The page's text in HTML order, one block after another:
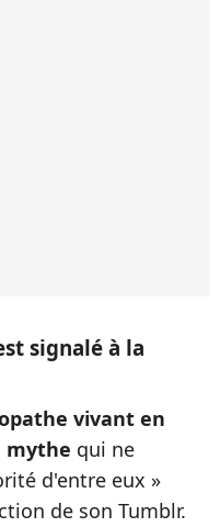
signalé à la
vivant en
mythe qui ne
d'entre eux »
de son Tumblr.